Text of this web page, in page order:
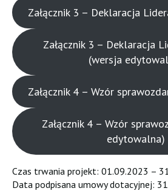
Załącznik 3 – Deklaracja
Załącznik 3 – Deklaracja
(wersja
Załącznik 4 – Wzór
Załącznik 4 – Wzór
edytowalna)
Czas trwania projekt: 01.09.2023 –
Data podpisana umowy dotacyjnej: